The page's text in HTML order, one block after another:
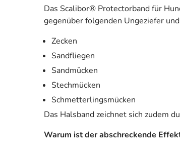
Das Scalibor® Protectorband für
gegenüber folgenden Ungeziefer
Zecken
Sandfliegen
Sandmücken
Stechmücken
Schmetterlingsmücken
Das Halsband zeichnet sich zudem
Warum ist der abschreckende